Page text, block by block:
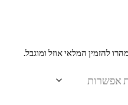
להזמין המלאי אוזל ומוגבל.